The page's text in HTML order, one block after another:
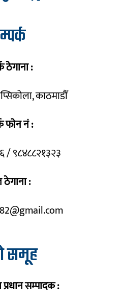
ठेगाना :
काठमाडौँ
फोन नं :
/ ९८४८८२१३२३
:
समूह
सम्पादक :